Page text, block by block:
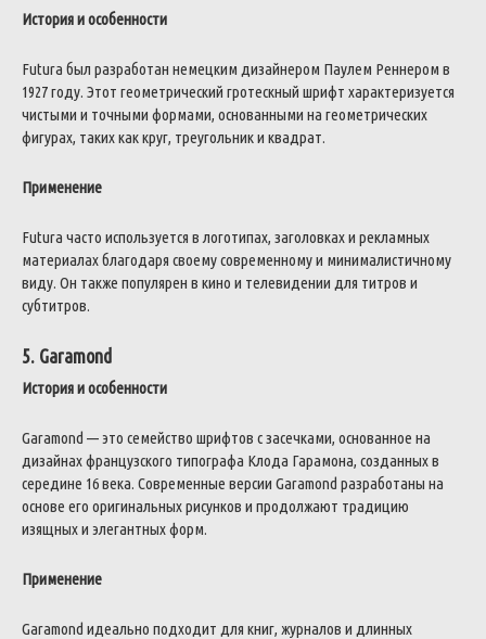
История и особенности
Futura был разработан немецким дизайнером Паулем Реннером в
1927 году. Этот геометрический гротескный шрифт характеризуется
чистыми и точными формами, основанными на геометрических
фигурах, таких как круг, треугольник и квадрат.
Применение
Futura часто используется в логотипах, заголовках и рекламных
материалах благодаря своему современному и минималистичному
виду. Он также популярен в кино и телевидении для титров и
субтитров.
5. Garamond
История и особенности
Garamond — это семейство шрифтов с засечками, основанное на
дизайнах французского типографа Клода Гарамона, созданных в
середине 16 века. Современные версии Garamond разработаны на
основе его оригинальных рисунков и продолжают традицию
изящных и элегантных форм.
Применение
Garamond идеально подходит для книг, журналов и длинных